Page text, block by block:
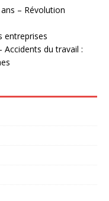
– Révolution
entreprises
Accidents du travail :